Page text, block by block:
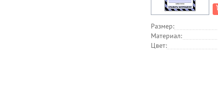
Размер:
Материал:
Цвет: